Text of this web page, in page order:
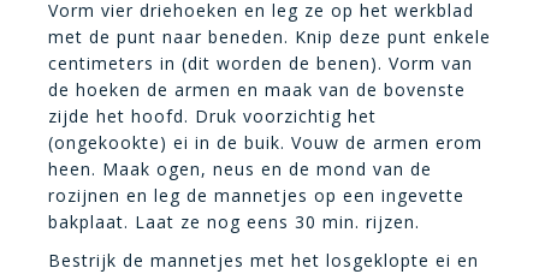
Vorm vier driehoeken en leg ze op het werkblad
met de punt naar beneden. Knip deze punt enkele
centimeters in (dit worden de benen). Vorm van
de hoeken de armen en maak van de bovenste
zijde het hoofd. Druk voorzichtig het
(ongekookte) ei in de buik. Vouw de armen erom
heen. Maak ogen, neus en de mond van de
rozijnen en leg de mannetjes op een ingevette
bakplaat. Laat ze nog eens 30 min. rijzen.
Bestrijk de mannetjes met het losgeklopte ei en